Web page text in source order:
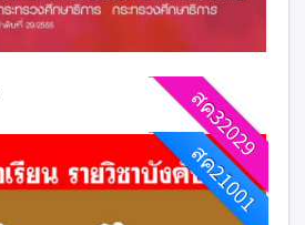
สค32029
สค21001